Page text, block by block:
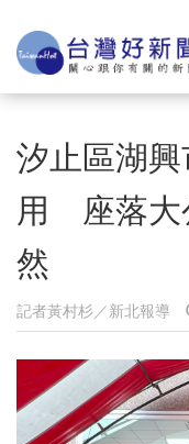
汐止區湖
用 座落大
然
記者黃村杉／新北報導